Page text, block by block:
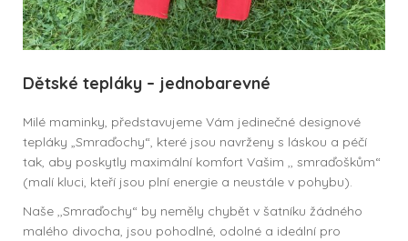
Dětské tepláky – jednobarevné
Milé maminky, představujeme Vám jedinečné designové
tepláky „Smraďochy“, které jsou navrženy s láskou a péčí
tak, aby poskytly maximální komfort Vašim ,, smraďoškům“
(malí kluci, kteří jsou plní energie a neustále v pohybu).
Naše ,,Smraďochy“ by neměly chybět v šatníku žádného
malého divocha, jsou pohodlné, odolné a ideální pro